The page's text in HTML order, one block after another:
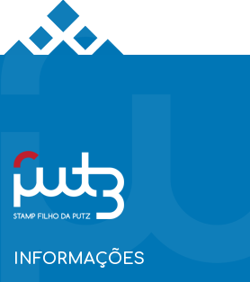
INFORMAÇÕES